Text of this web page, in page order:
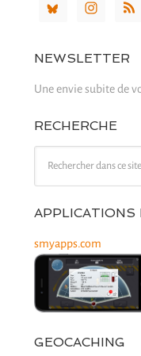
NEWSLETTER
Une envie subite de
RECHERCHE
APPLICATIONS
smyapps.com
GEOCACHING